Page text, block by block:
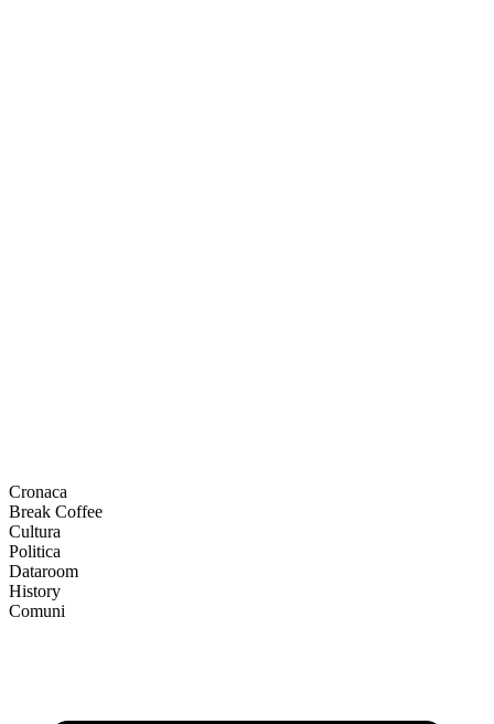
Cronaca
Break Coffee
Cultura
Politica
Dataroom
History
Comuni